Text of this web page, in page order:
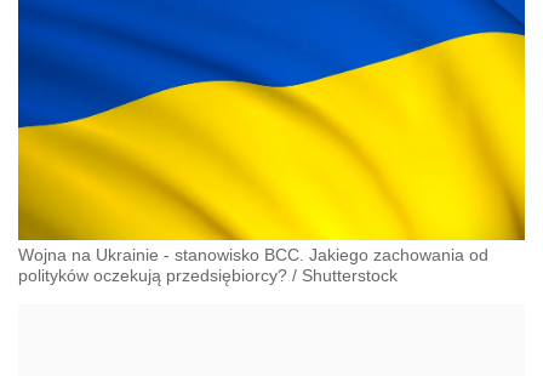
Wojna na Ukrainie - stanowisko BCC. Jakiego zachowania od
polityków oczekują przedsiębiorcy? / Shutterstock